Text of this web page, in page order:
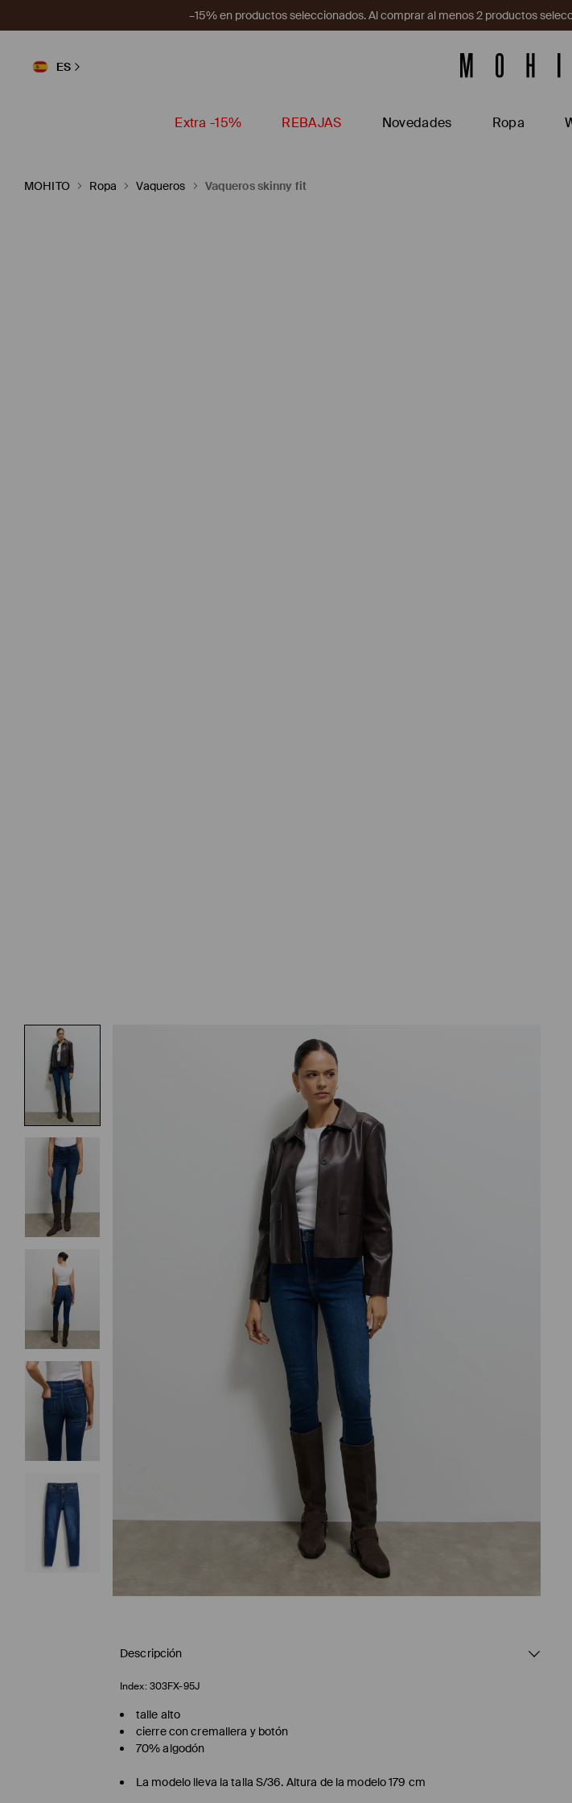
–15% en productos seleccionados. Al comprar al menos 2 productos
ES
Extra -15% REBAJAS Novedades Ropa
MOHITO Ropa Vaqueros Vaqueros skinny fit
Descripción
Index: 303FX-95J
talle alto
cierre con cremallera y botón
70% algodón
La modelo lleva la talla S/36. Altura de la modelo 179 cm